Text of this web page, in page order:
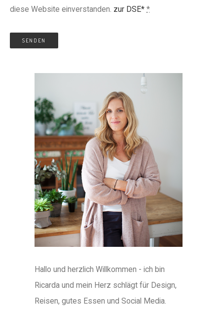
diese Website einverstanden. zur DSE* *
Hallo und herzlich Willkommen - ich bin
Ricarda und mein Herz schlägt für Design,
Reisen, gutes Essen und Social Media.